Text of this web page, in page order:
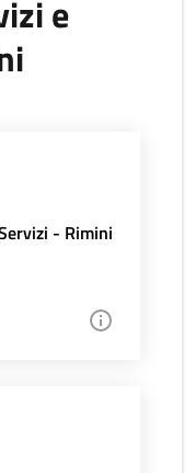
e
- Rimini